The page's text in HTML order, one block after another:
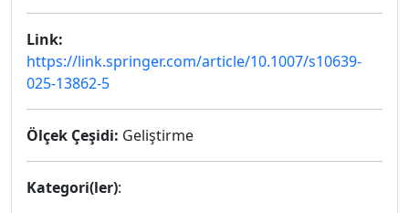
Link:
https://link.springer.com/article/10.1007/s10639-
025-13862-5
Ölçek Çeşidi: Geliştirme
Kategori(ler):